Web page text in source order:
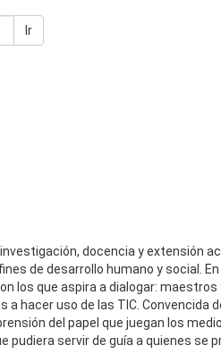
Ir
docencia y extensión
de desarrollo humano y social.
los que aspira a dialogar:
hacer uso de las TIC. Convencida
del papel que juegan los
servir de guía a quienes se